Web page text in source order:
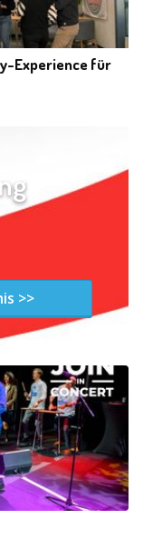
Experience für
>>